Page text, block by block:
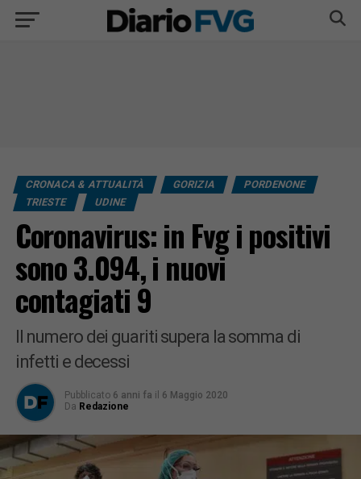
CRONACA & ATTUALITÀ GORIZIA
PORDENONE
TRIESTE
UDINE
Coronavirus: in Fvg i positivi
sono 3.094, i nuovi
contagiati 9
Il numero dei guariti supera la somma di
infetti e decessi
Pubblicato 6 anni fa il 6 Maggio 2020
Da Redazione